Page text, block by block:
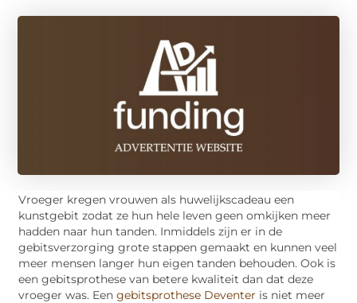
Vroeger kregen vrouwen als huwelijkscadeau een
kunstgebit zodat ze hun hele leven geen omkijken meer
hadden naar hun tanden. Inmiddels zijn er in de
gebitsverzorging grote stappen gemaakt en kunnen veel
meer mensen langer hun eigen tanden behouden. Ook is
een gebitsprothese van betere kwaliteit dan dat deze
vroeger was. Eengebitsprothese Deventer is niet meer